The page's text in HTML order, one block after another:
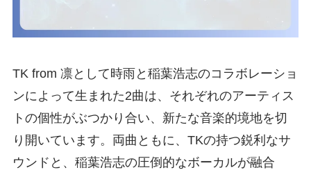
TK from 凛として時雨と稲葉浩志のコラボレーショ
ンによって生まれた2曲は、それぞれのアーティス
トの個性がぶつかり合い、新たな音楽的境地を切
り開いています。両曲ともに、TKの持つ鋭利なサ
ウンドと、稲葉浩志の圧倒的なボーカルが融合